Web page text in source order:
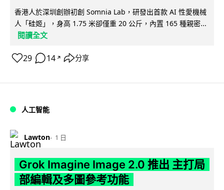
香港人於深圳創辦初創 Somnia Lab，研發出首款 AI 性愛機械
人「硅姬」，身高 1.75 米卻僅重 20 公斤，內置 165 種親密...
閱讀全文
29 14 ↗ 分享
人工智能
Lawton 1 日
Grok Imagine Image 2.0 推出 主打局
部編輯及多圖參考功能